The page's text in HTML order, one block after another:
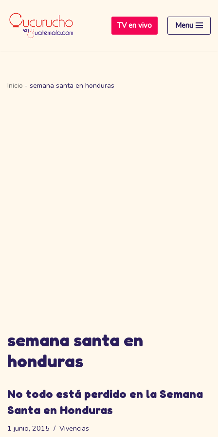
Saltar
TV en vivo Menu
Inicio - semana santa en honduras
semana santa en
honduras
No todo está perdido en la Semana
Santa en Honduras
1 junio, 2015 Vivencias